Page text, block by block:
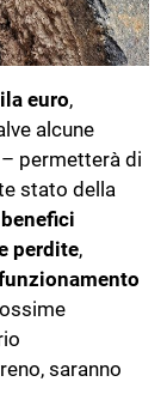
euro,
alcune
permetterà di
stato della
benefici
perdite,
saranno